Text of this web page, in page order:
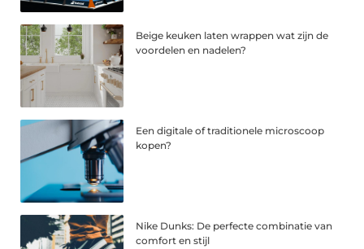
Beige keuken laten wrappen wat zijn de
voordelen en nadelen?
Een digitale of traditionele microscoop
kopen?
Nike Dunks: De perfecte combinatie van
comfort en stijl